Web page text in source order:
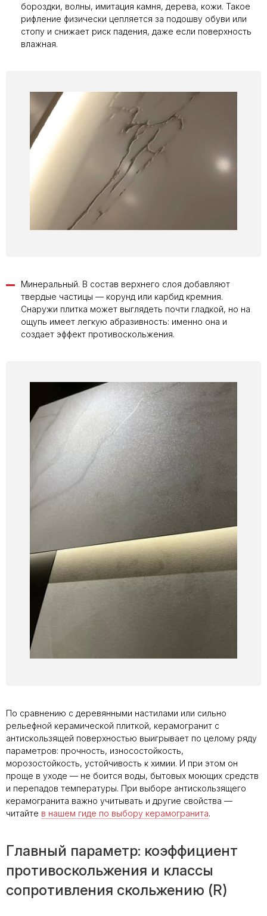
бороздки, волны, имитация камня, дерева, кожи. Такое
рифление физически цепляется за подошву обуви или
стопу и снижает риск падения, даже если поверхность
влажная.
Минеральный. В состав верхнего слоя добавляют
твердые частицы — корунд или карбид кремния.
Снаружи плитка может выглядеть почти гладкой, но на
ощупь имеет легкую абразивность: именно она и
создает эффект противоскольжения.
По сравнению с деревянными настилами или сильно
рельефной керамической плиткой, керамогранит с
антискользящей поверхностью выигрывает по целому ряду
параметров: прочность, износостойкость,
морозостойкость, устойчивость к химии. И при этом он
проще в уходе — не боится воды, бытовых моющих средств
и перепадов температуры. При выборе антискользящего
керамогранита важно учитывать и другие свойства —
читайте в нашем гиде по выбору керамогранита.
Главный параметр: коэффициент
противоскольжения и классы
сопротивления скольжению (R)